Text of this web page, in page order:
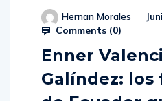
Hernan Morales
Comments (0)
Enner
Galíndez: